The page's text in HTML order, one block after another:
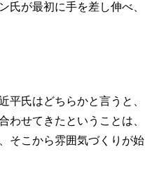
氏が最初に手を差し伸べ、
平氏はどちらかと言うと、
わせてきたということは、
そこから雰囲気づくりが始